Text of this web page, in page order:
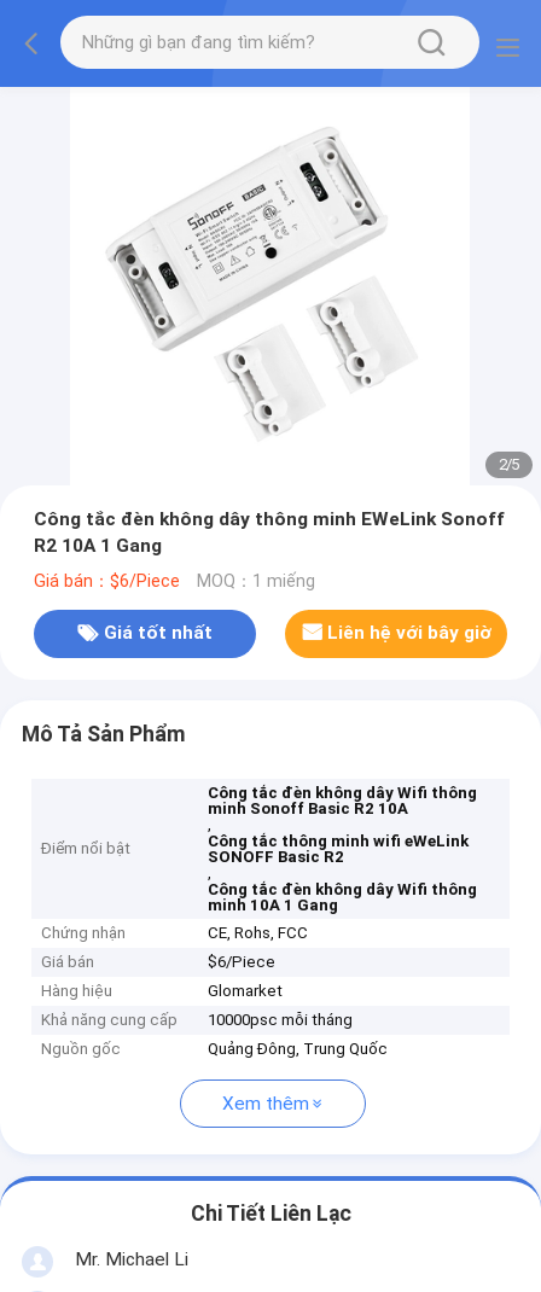
2/5
Công tắc đèn không dây thông minh EWeLink Sonoff
R2 10A 1 Gang
Giá bán：$6/Piece MOQ：1 miếng
Giá tốt nhất Liên hệ với bây giờ
Mô Tả Sản Phẩm
Điểm nổi bật
Công tắc đèn không dây Wifi thông
minh Sonoff Basic R2 10A
,
Công tắc thông minh wifi eWeLink
SONOFF Basic R2
,
Công tắc đèn không dây Wifi thông
minh 10A 1 Gang
Chứng nhận
CE, Rohs, FCC
Giá bán
$6/Piece
Hàng hiệu
Glomarket
Khả năng cung cấp
10000psc mỗi tháng
Nguồn gốc
Quảng Đông, Trung Quốc
Xem thêm
Chi Tiết Liên Lạc
Mr. Michael Li